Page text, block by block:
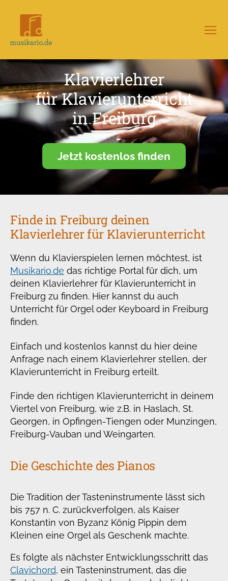
–
für
Musikunterricht
Klavierlehrer
für Klavierunterricht
in Freiburg
Jetzt kostenlos finden
Finde in Freiburg deinen
Klavierlehrer für Klavierunterricht
Wenn du Klavierspielen lernen möchtest, ist
Musikario.de das richtige Portal für dich, um
deinen Klavierlehrer für Klavierunterricht in
Freiburg zu finden. Hier kannst du auch
Unterricht für Orgel oder Keyboard in Freiburg
finden.
Einfach und kostenlos kannst du hier deine
Anfrage nach einem Klavierlehrer stellen, der
Klavierunterricht in Freiburg erteilt.
Finde den richtigen Klavierunterricht in deinem
Viertel von Freiburg, wie z.B. in Haslach, St.
Georgen, in Opfingen-Tiengen oder Munzingen,
Freiburg-Vauban und Weingarten.
Die Geschichte des Pianos
Die Tradition der Tasteninstrumente lässt sich
bis 757 n. C. zurückverfolgen, als Kaiser
Konstantin von Byzanz König Pippin dem
Kleinen eine Orgel als Geschenk machte.
Es folgte als nächster Entwicklungsschritt das
Clavichord, ein Tasteninstrument, das die